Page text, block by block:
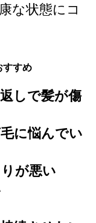
な状態にコ
すすめ
しで髪が傷
に悩んでい
が悪い